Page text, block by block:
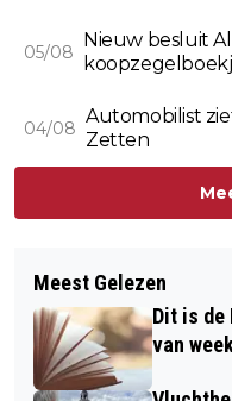
05/08
Nieuw besluit
04/08
Automobilist
Zetten
Meest Gelezen
Dit is de
van